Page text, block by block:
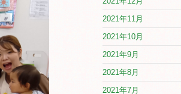
2021年11月
2021年10月
2021年9月
2021年8月
2021年7月